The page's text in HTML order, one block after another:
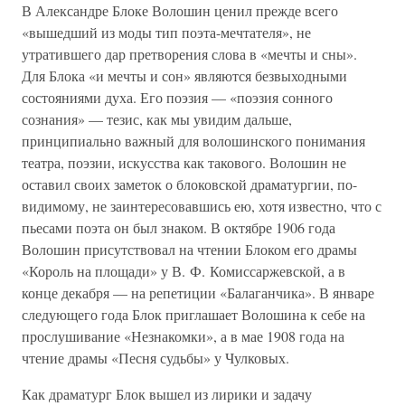
В Александре Блоке Волошин ценил прежде всего
«вышедший из моды тип поэта-мечтателя», не
утратившего дар претворения слова в «мечты и сны».
Для Блока «и мечты и сон» являются безвыходными
состояниями духа. Его поэзия — «поэзия сонного
сознания» — тезис, как мы увидим дальше,
принципиально важный для волошинского понимания
театра, поэзии, искусства как такового. Волошин не
оставил своих заметок о блоковской драматургии, по-
видимому, не заинтересовавшись ею, хотя известно, что с
пьесами поэта он был знаком. В октябре 1906 года
Волошин присутствовал на чтении Блоком его драмы
«Король на площади» у В. Ф. Комиссаржевской, а в
конце декабря — на репетиции «Балаганчика». В январе
следующего года Блок приглашает Волошина к себе на
прослушивание «Незнакомки», а в мае 1908 года на
чтение драмы «Песня судьбы» у Чулковых.
Как драматург Блок вышел из лирики и задачу